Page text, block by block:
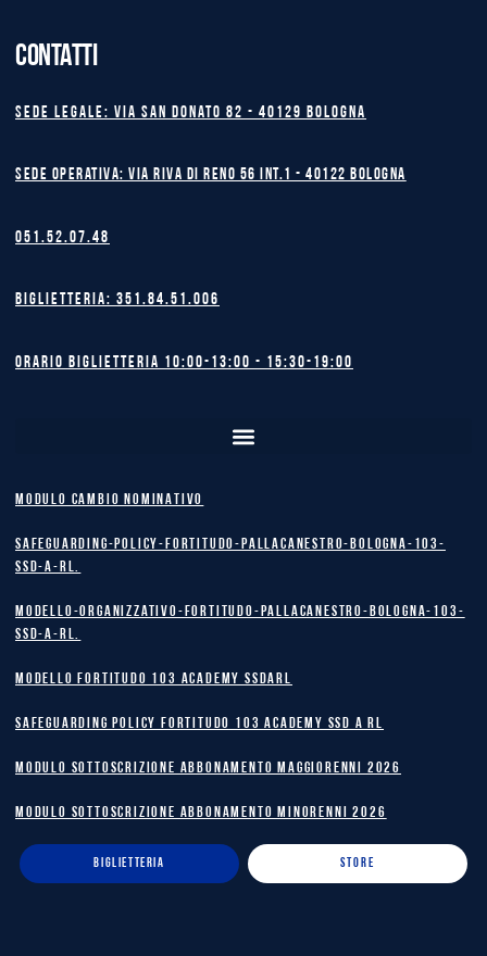
CONTATTI
Sede legale: Via San Donato 82 - 40129 BOLOGNA
Sede operativa: Via Riva di Reno 56 int.1 - 40122 BOLOGNA
051.52.07.48
Biglietteria: 351.84.51.006
Orario biglietteria 10:00-13:00 - 15:30-19:00
MODULO CAMBIO NOMINATIVO
safeguarding-policy-Fortitudo-Pallacanestro-Bologna-103-
SSD-A-RL.
Modello-Organizzativo-Fortitudo-Pallacanestro-Bologna-103-
SSD-A-RL.
MODELLO FORTITUDO 103 ACADEMY SSDARL
safeguarding policy Fortitudo 103 Academy SSD A RL
MODULO SOTTOSCRIZIONE ABBONAMENTO MAGGIORENNI 2026
MODULO SOTTOSCRIZIONE ABBONAMENTO MINORENNI 2026
BIGLIETTERIA STORE